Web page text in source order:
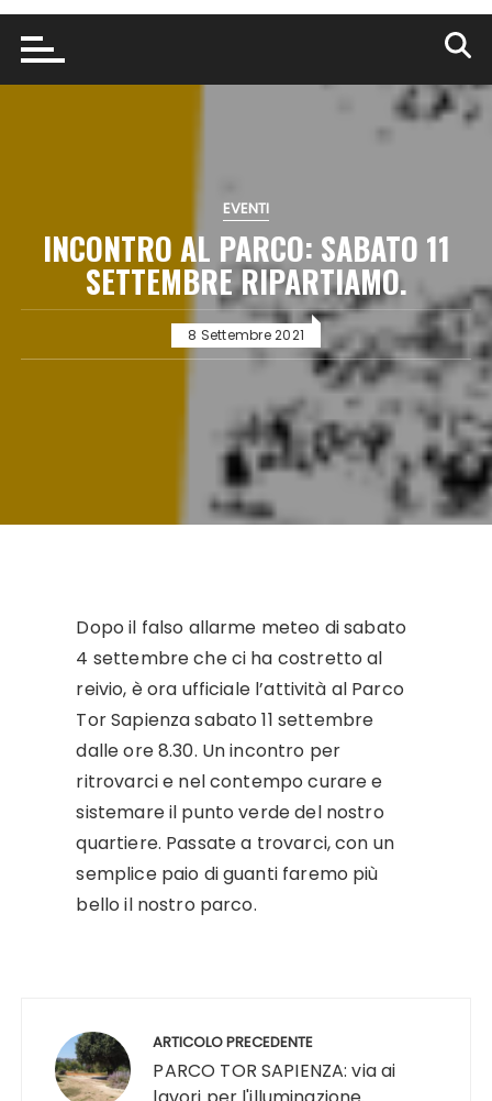
EVENTI
INCONTRO AL PARCO: SABATO 11
SETTEMBRE RIPARTIAMO.
8 Settembre 2021
Dopo il falso allarme meteo di sabato
4 settembre che ci ha costretto al
reivio, è ora ufficiale l’attività al Parco
Tor Sapienza sabato 11 settembre
dalle ore 8.30. Un incontro per
ritrovarci e nel contempo curare e
sistemare il punto verde del nostro
quartiere. Passate a trovarci, con un
semplice paio di guanti faremo più
bello il nostro parco.
articoli ARTICOLO PRECEDENTE
PARCO TOR SAPIENZA: via ai